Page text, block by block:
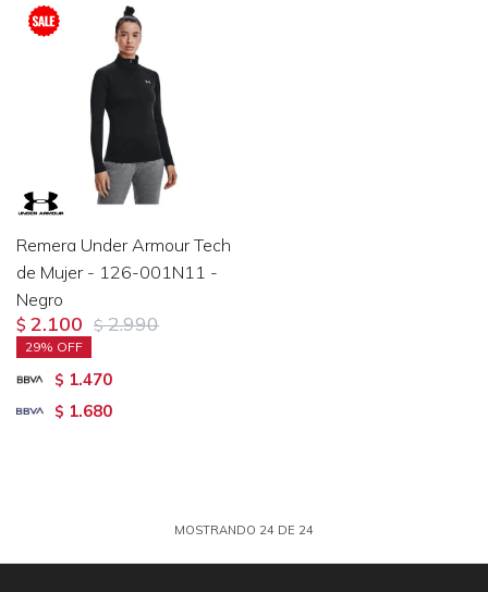
Remera Under Armour Tech
de Mujer - 126-001N11 -
Negro
$ 2.100 $ 2.990
29
$ 1.470
$ 1.680
MOSTRANDO 24 DE 24